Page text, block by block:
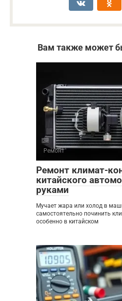
Вам также может
Ремонт
Ремонт климат-
китайского
руками
Мучает жара или холод в
самостоятельно починить
особенно в китайском